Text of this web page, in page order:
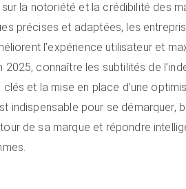
la notoriété et la crédibilité des
précises et adaptées, les
l’expérience utilisateur et
2025, connaître les subtilités de
clés et la mise en place d’une
indispensable pour se démarquer,
de sa marque et répondre